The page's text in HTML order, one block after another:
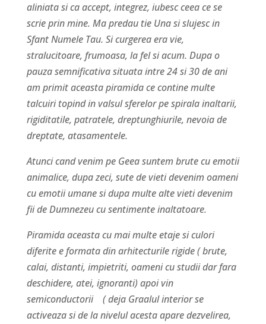
aliniata si ca accept, integrez, iubesc ceea ce se
scrie prin mine. Ma predau tie Una si slujesc in
Sfant Numele Tau. Si curgerea era vie,
stralucitoare, frumoasa, la fel si acum. Dupa o
pauza semnificativa situata intre 24 si 30 de ani
am primit aceasta piramida ce contine multe
talcuiri topind in valsul sferelor pe spirala inaltarii,
rigiditatile, patratele, dreptunghiurile, nevoia de
dreptate, atasamentele.
Atunci cand venim pe Geea suntem brute cu emotii
animalice, dupa zeci, sute de vieti devenim oameni
cu emotii umane si dupa multe alte vieti devenim
fii de Dumnezeu cu sentimente inaltatoare.
Piramida aceasta cu mai multe etaje si culori
diferite e formata din arhitecturile rigide ( brute,
calai, distanti, impietriti, oameni cu studii dar fara
deschidere, atei, ignoranti) apoi vin
semiconductorii ( deja Graalul interior se
activeaza si de la nivelul acesta apare dezvelirea,